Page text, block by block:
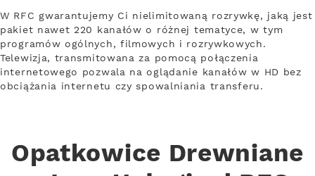
W RFC gwarantujemy Ci nielimitowaną rozrywkę, jaką jest
pakiet nawet 220 kanałów o różnej tematyce, w tym
programów ogólnych, filmowych i rozrywkowych.
Telewizja, transmitowana za pomocą połączenia
internetowego pozwala na oglądanie kanałów w HD bez
obciążania internetu czy spowalniania transferu.
Opatkowice Drewniane